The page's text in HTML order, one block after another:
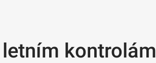
kontrolám